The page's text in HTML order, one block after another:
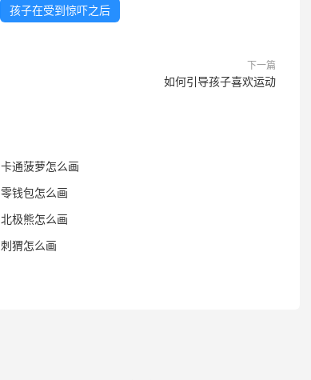
孩子在受到惊吓之后
下一篇
如何引导孩子喜欢运动
卡通菠萝怎么画
零钱包怎么画
北极熊怎么画
刺猬怎么画